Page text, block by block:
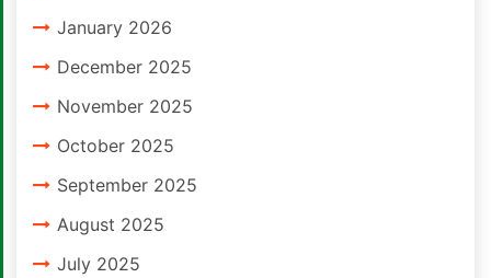
January 2026
December 2025
November 2025
October 2025
September 2025
August 2025
July 2025